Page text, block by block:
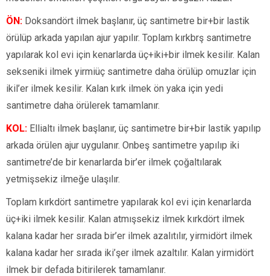
ÖN: Doksandört ilmek başlanır, üç santimetre bir+bir lastik
örülüp arkada yapılan ajur yapılır. Toplam kırkbrş santimetre
yapılarak kol evi için kenarlarda üç+iki+bir ilmek kesilir. Kalan
sekseniki ilmek yirmiüç santimetre daha örülüp omuzlar için
ikil’er ilmek kesilir. Kalan kırk ilmek ön yaka için yedi
santimetre daha örülerek tamamlanır.
KOL: Ellialtı ilmek başlanır, üç santimetre bir+bir lastik yapılıp
arkada örülen ajur uygulanır. Onbeş santimetre yapılıp iki
santimetre’de bir kenarlarda bir’er ilmek çoğaltılarak
yetmişsekiz ilmeğe ulaşılır.
Toplam kırkdört santimetre yapılarak kol evi için kenarlarda
üç+iki ilmek kesilir. Kalan atmışsekiz ilmek kırkdört ilmek
kalana kadar her sırada bir’er ilmek azalıtılır, yirmidört ilmek
kalana kadar her sırada iki’şer ilmek azaltılır. Kalan yirmidört
ilmek bir defada bitirilerek tamamlanır.